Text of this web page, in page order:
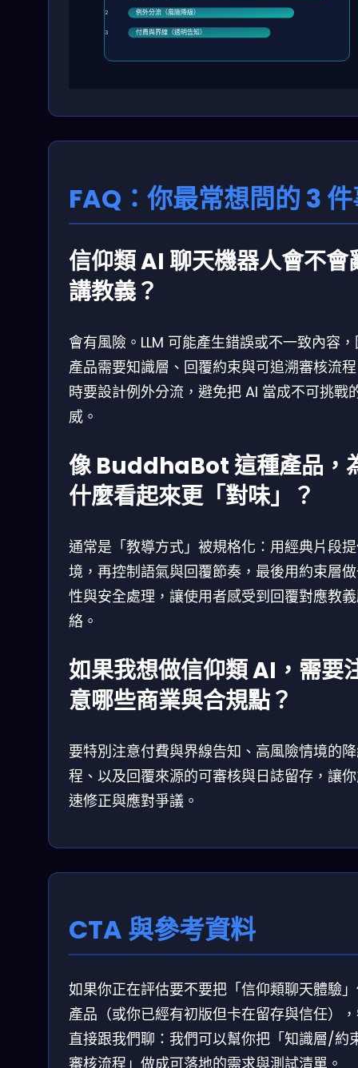
2 例外分流（風險降級）
3 付費與界線（透明告知）
FAQ：你最常想問的 3
信仰類 AI 聊天機器人會不會
講教義？
會有風險。LLM 可能產生錯誤或不一致內容
產品需要知識層、回覆約束與可追溯審核流
時要設計例外分流，避免把 AI 當成不可挑戰
威。
像 BuddhaBot 這種產品，
什麼看起來更「對味」？
通常是「教導方式」被規格化：用經典片段
境，再控制語氣與回覆節奏，最後用約束層
性與安全處理，讓使用者感受到回覆對應教
絡。
如果我想做信仰類 AI，需要
意哪些商業與合規點？
要特別注意付費與界線告知、高風險情境的
程、以及回覆來源的可審核與日誌留存，讓
速修正與應對爭議。
CTA 與參考資料
如果你正在評估要不要把「信仰類聊天體驗
產品（或你已經有初版但卡在留存與信任）
直接跟我們聊：我們可以幫你把「知識層/約
審核流程」做成可落地的需求與測試清單。